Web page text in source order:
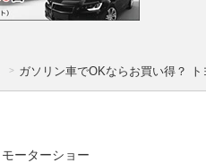
ガソリン車でOKならお買い得？
モーターショー